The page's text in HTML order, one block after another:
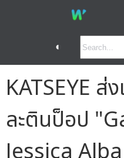
◐
KATSEYE ส่
ละตินป็อป